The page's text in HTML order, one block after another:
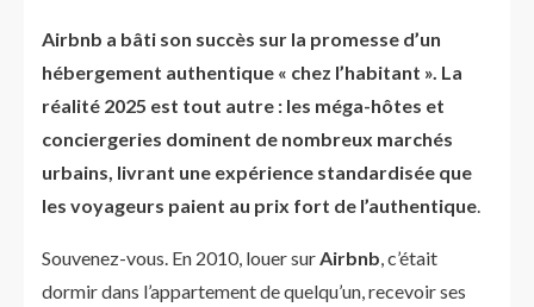
Airbnb a bâti son succès sur la promesse d’un
hébergement authentique « chez l’habitant ». La
réalité 2025 est tout autre : les méga-hôtes et
conciergeries dominent de nombreux marchés
urbains, livrant une expérience standardisée que
les voyageurs paient au prix fort de l’authentique.
Souvenez-vous. En 2010, louer surAirbnb, c’était
dormir dans l’appartement de quelqu’un, recevoir ses